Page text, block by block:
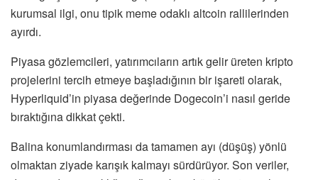
kurumsal ilgi, onu tipik meme odaklı altcoin rallilerinden
ayırdı.
Piyasa gözlemcileri, yatırımcıların artık gelir üreten kripto
projelerini tercih etmeye başladığının bir işareti olarak,
Hyperliquid’in piyasa değerinde Dogecoin’i nasıl geride
bıraktığına dikkat çekti.
Balina konumlandırması da tamamen ayı (düşüş) yönlü
olmaktan ziyade karışık kalmayı sürdürüyor. Son veriler,